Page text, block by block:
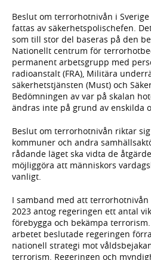
Beslut om terrorhotnivån i
fattas av säkerhetspolischefen.
som till stor del baseras på den
Nationellt centrum för
permanent arbetsgrupp med
radioanstalt (FRA), Militära
säkerhetstjänsten (Must) och
Bedömningen av var på skalan
ändras inte på grund av enskilda
Beslut om terrorhotnivån riktar
kommuner och andra
rådande läget ska vidta de
möjliggöra att människors
vanligt.
I samband med att
2023 antog regeringen ett antal
förebygga och bekämpa
arbetet beslutade regeringen
nationell strategi mot
terrorism. Regeringen och